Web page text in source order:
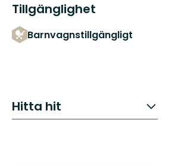
Tillgänglighet
Barnvagnstillgängligt
Hitta hit